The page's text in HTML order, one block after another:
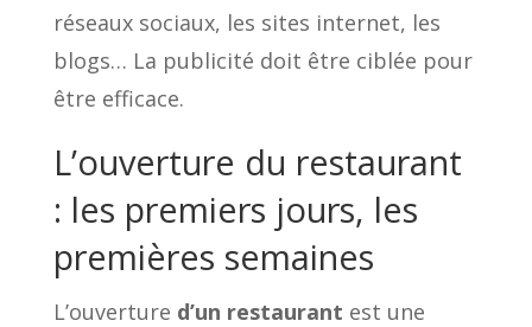
réseaux sociaux, les sites internet, les
blogs… La publicité doit être ciblée pour
être efficace.
L’ouverture du restaurant
: les premiers jours, les
premières semaines
L’ouverture d’un restaurant est une